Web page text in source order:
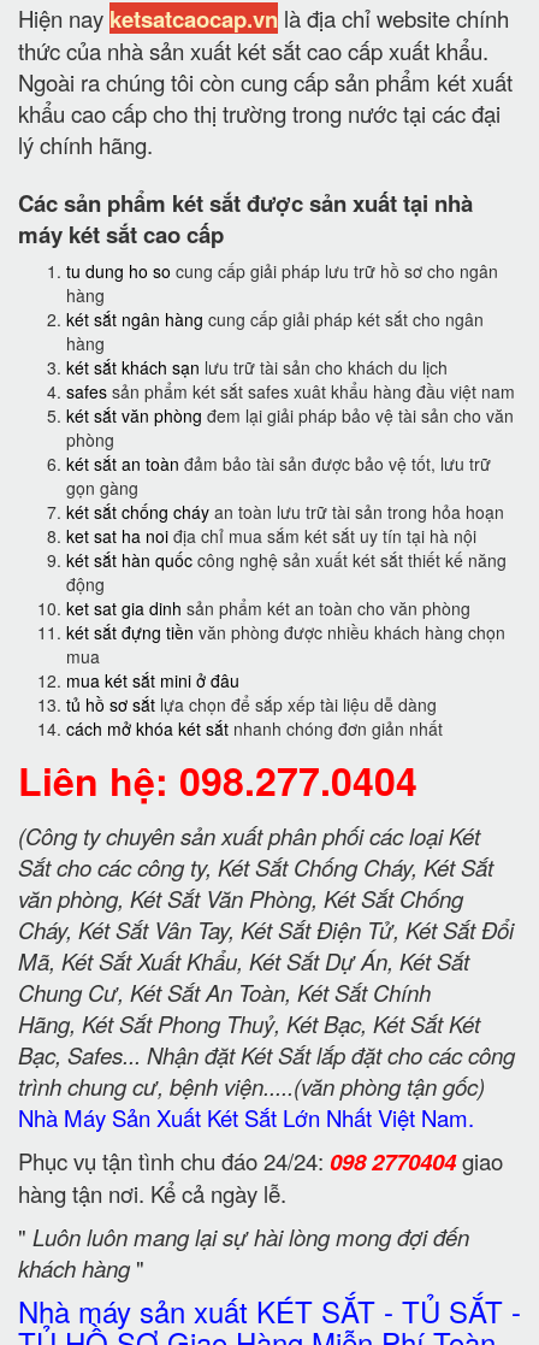
Hiện nay ketsatcaocap.vn là địa chỉ website chính
thức của nhà sản xuất két sắt cao cấp xuất khẩu.
Ngoài ra chúng tôi còn cung cấp sản phẩm két xuất
khẩu cao cấp cho thị trường trong nước tại các đại
lý chính hãng.
Các sản phẩm két sắt được sản xuất tại nhà
máy két sắt cao cấp
tu dung ho so cung cấp giải pháp lưu trữ hồ sơ cho ngân
hàng
két sắt ngân hàng cung cấp giải pháp két sắt cho ngân
hàng
két sắt khách sạn lưu trữ tài sản cho khách du lịch
safes sản phẩm két sắt safes xuât khẩu hàng đầu việt nam
két sắt văn phòng đem lại giải pháp bảo vệ tài sản cho văn
phòng
két sắt an toàn đảm bảo tài sản được bảo vệ tốt, lưu trữ
gọn gàng
két sắt chống cháy an toàn lưu trữ tài sản trong hỏa hoạn
ket sat ha noi địa chỉ mua sắm két sắt uy tín tại hà nội
két sắt hàn quốc công nghệ sản xuất két sắt thiết kế năng
động
ket sat gia dinh sản phẩm két an toàn cho văn phòng
két sắt đựng tiền văn phòng được nhiều khách hàng chọn
mua
mua két sắt mini ở đâu
tủ hồ sơ sắt lựa chọn để sắp xếp tài liệu dễ dàng
cách mở khóa két sắt nhanh chóng đơn giản nhất
Liên hệ: 098.277.0404
(Công ty chuyên sản xuất phân phối các loại Két
Sắt cho các công ty, Két Sắt Chống Cháy, Két Sắt
văn phòng, Két Sắt Văn Phòng, Két Sắt Chống
Cháy, Két Sắt Vân Tay, Két Sắt Điện Tử, Két Sắt Đổi
Mã, Két Sắt Xuất Khẩu, Két Sắt Dự Án, Két Sắt
Chung Cư, Két Sắt An Toàn, Két Sắt Chính
Hãng, Két Sắt Phong Thuỷ, Két Bạc, Két Sắt Két
Bạc, Safes... Nhận đặt Két Sắt lắp đặt cho các công
trình chung cư, bệnh viện.....(văn phòng tận gốc)
Nhà Máy Sản Xuất Két Sắt Lớn Nhất Việt Nam.
Phục vụ tận tình chu đáo 24/24: 098 2770404giao
hàng tận nơi. Kể cả ngày lễ.
" Luôn luôn mang lại sự hài lòng mong đợi đến
khách hàng"
Nhà máy sản xuất KÉT SẮT - TỦ SẮT -